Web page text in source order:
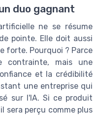
duo gagnant
ne se résume
pointe. Elle doit aussi
forte. Pourquoi ? Parce
contrainte, mais une
et la crédibilité
une entreprise qui
sur l'IA. Si ce produit
sera perçu comme plus